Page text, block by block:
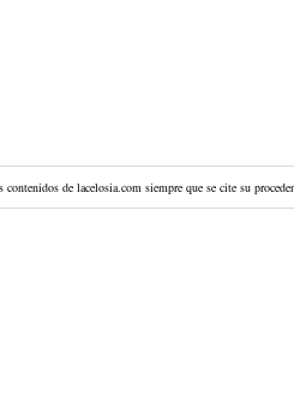
de lacelosia.com siempre que se cite su